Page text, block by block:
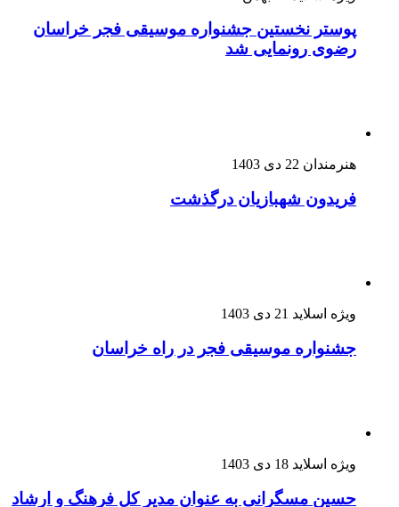
پوستر نخستین جشنواره موسیقی فجر خراسان
رضوی رونمایی شد
هنرمندان 22 دی 1403
فریدون شهبازیان درگذشت
ویژه اسلاید 21 دی 1403
جشنواره موسیقی فجر در راه خراسان
ویژه اسلاید 18 دی 1403
حسین مسگرانی به عنوان مدیر کل فرهنگ و ارشاد